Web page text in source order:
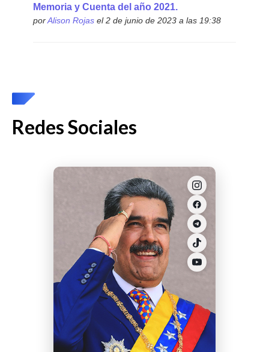
Memoria y Cuenta del año 2021.
porAlison Rojasel 2 de junio de 2023 a las 19:38
Redes Sociales